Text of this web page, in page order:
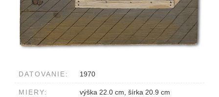
DATOVANIE: 1970
MIERY: výška 22.0 cm, šírka 20.9 cm